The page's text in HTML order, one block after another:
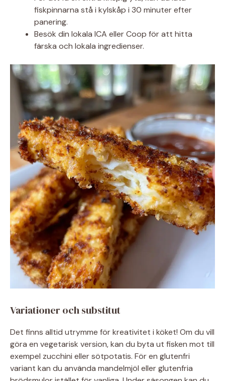
fiskpinnarna stå i kylskåp i 30 minuter efter
panering.
Besök din lokala ICA eller Coop för att hitta
färska och lokala ingredienser.
Variationer och substitut
Det finns alltid utrymme för kreativitet i köket! Om du vill
göra en vegetarisk version, kan du byta ut fisken mot till
exempel zucchini eller sötpotatis. För en glutenfri
variant kan du använda mandelmjöl eller glutenfria